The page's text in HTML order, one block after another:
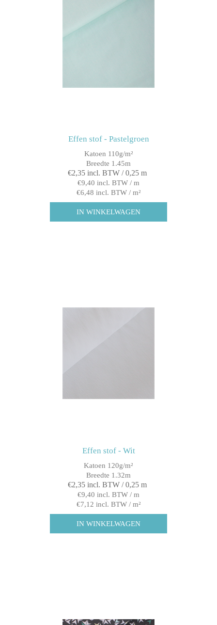
Effen stof - Pastelgroen
Katoen 110g/m²
Breedte 1.45m
€2,35 incl. BTW / 0,25 m
€9,40 incl. BTW / m
€6,48 incl. BTW / m²
Effen stof - Wit
Katoen 120g/m²
Breedte 1.32m
€2,35 incl. BTW / 0,25 m
€9,40 incl. BTW / m
€7,12 incl. BTW / m²